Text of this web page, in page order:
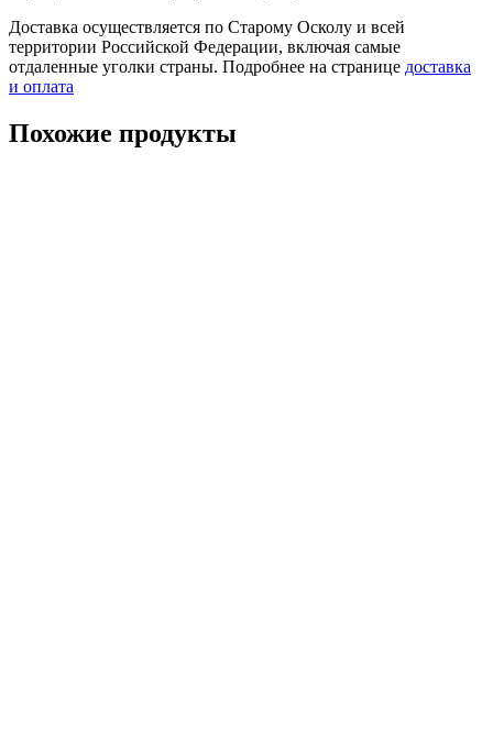
Доставка осуществляется по Старому Осколу и всей
территории Российской Федерации, включая самые
отдаленные уголки страны. Подробнее на странице доставка
и оплата
Похожие продукты